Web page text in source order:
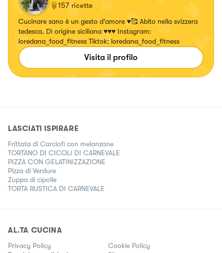
157 ricette
Cucinare sano è un gesto d'amore ♥️🥰 Abito nella svizzera
tedesca. Di origine siciliana ♥️♥️♥️ Instagram:
loredana_food_fitness Tiktok: loredana_food_fitness
Visita il profilo
LASCIATI ISPIRARE
Frittata di Carciofi con melanzane
TORTANO DI CICOLI DI CARNEVALE
PIZZA CON GELATINIZZAZIONE
Pizza di Verdure
Zuppa di cipolle
TORTA RUSTICA DI CARNEVALE
AL.TA CUCINA
Privacy Policy
Cookie Policy